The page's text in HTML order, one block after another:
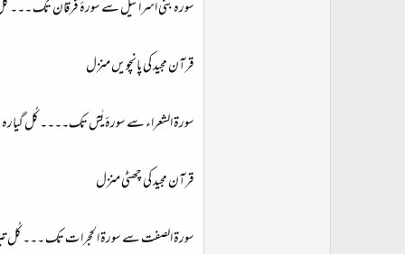
سورہ بنی اسرائیل سے سورۂ فرقان تک ۔۔۔ کُل نو 9
قرآن مجید کی پانچویں منزل
سورۃ الشعراء سے سورۂ یٰسٓ تک۔۔۔۔ کُل گیارہ 11 سورتیں
قرآن مجید کی چھٹی منزل
سورۃ الصفت سے سورۃ الحجرا ت تک ۔۔۔ کُل تیرہ 13